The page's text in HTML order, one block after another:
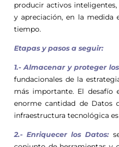
producir activos
y apreciación, en la medida
tiempo.
Etapas y pasos a seguir:
1.- Almacenar y proteger
fundacionales de la
más importante. El
enorme cantidad de Datos
infraestructura tecnológica
2.- Enriquecer los Datos: